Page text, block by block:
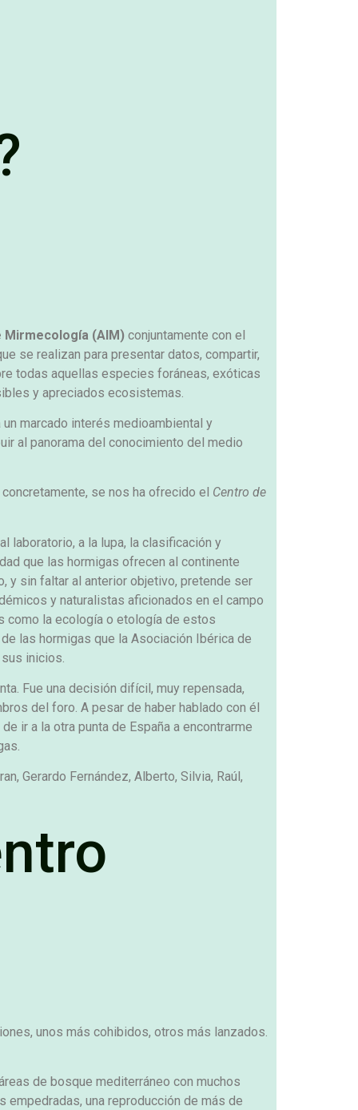
Mirmecología (AIM) conjuntamente con el
se realizan para presentar datos, compartir,
todas aquellas especies foráneas, exóticas
y apreciados ecosistemas.
marcado interés medioambiental y
al panorama del conocimiento del medio
se nos ha ofrecido el Centro de
laboratorio, a la lupa, la clasificación y
que las hormigas ofrecen al continente
y sin faltar al anterior objetivo, pretende ser
y naturalistas aficionados en el campo
como la ecología o etología de estos
las hormigas que la Asociación Ibérica de
inicios.
Fue una decisión difícil, muy repensada,
del foro. A pesar de haber hablado con él
ir a la otra punta de España a encontrarme
Gerardo Fernández, Alberto, Silvia, Raúl,
unos más cohibidos, otros más lanzados.
de bosque mediterráneo con muchos
empedradas, una reproducción de más de